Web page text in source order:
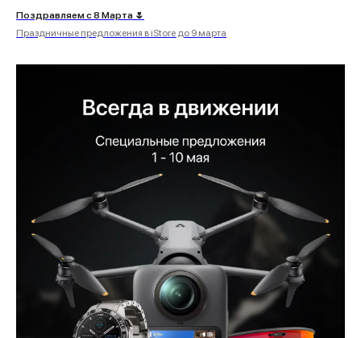
Поздравляем с 8 Марта 🌷
Праздничные предложения в iStore до 9 марта